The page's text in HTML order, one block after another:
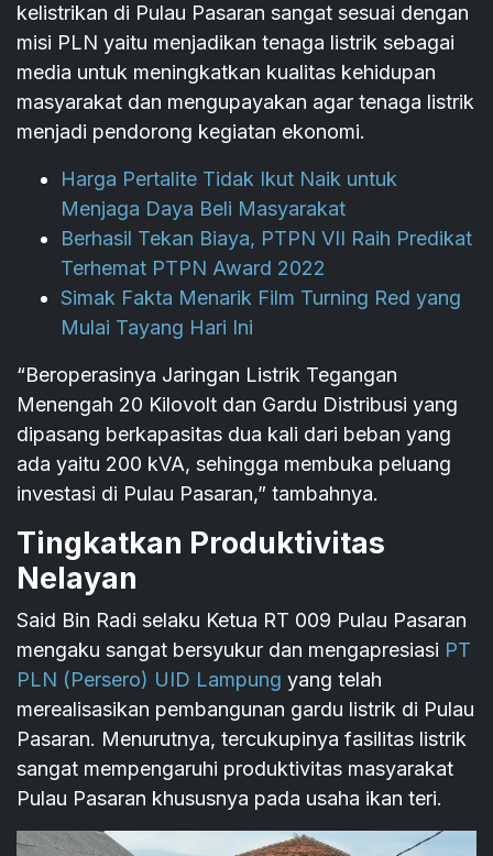
kelistrikan di Pulau Pasaran sangat sesuai dengan
misi PLN yaitu menjadikan tenaga listrik sebagai
media untuk meningkatkan kualitas kehidupan
masyarakat dan mengupayakan agar tenaga listrik
menjadi pendorong kegiatan ekonomi.
Harga Pertalite Tidak Ikut Naik untuk
Menjaga Daya Beli Masyarakat
Berhasil Tekan Biaya, PTPN VII Raih Predikat
Terhemat PTPN Award 2022
Simak Fakta Menarik Film Turning Red yang
Mulai Tayang Hari Ini
“Beroperasinya Jaringan Listrik Tegangan
Menengah 20 Kilovolt dan Gardu Distribusi yang
dipasang berkapasitas dua kali dari beban yang
ada yaitu 200 kVA, sehingga membuka peluang
investasi di Pulau Pasaran,” tambahnya.
Tingkatkan Produktivitas
Nelayan
Said Bin Radi selaku Ketua RT 009 Pulau Pasaran
mengaku sangat bersyukur dan mengapresiasi PT
PLN (Persero) UID Lampung yang telah
merealisasikan pembangunan gardu listrik di Pulau
Pasaran. Menurutnya, tercukupinya fasilitas listrik
sangat mempengaruhi produktivitas masyarakat
Pulau Pasaran khususnya pada usaha ikan teri.